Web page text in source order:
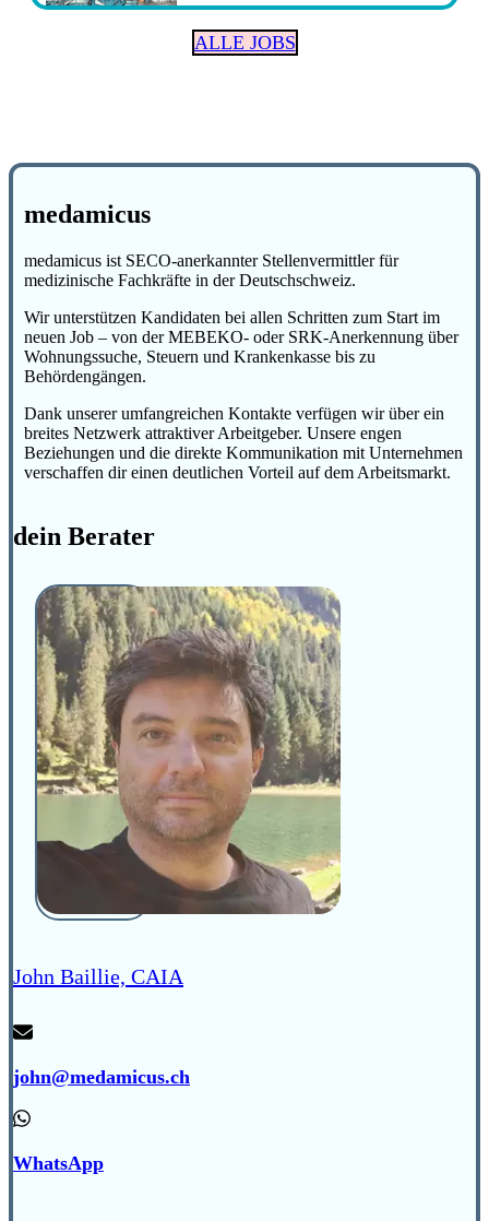
ALLE JOBS
medamicus
medamicus ist SECO-anerkannter Stellenvermittler für
medizinische Fachkräfte in der Deutschschweiz.
Wir unterstützen Kandidaten bei allen Schritten zum Start im
neuen Job – von der MEBEKO- oder SRK-Anerkennung über
Wohnungssuche, Steuern und Krankenkasse bis zu
Behördengängen.
Dank unserer umfangreichen Kontakte verfügen wir über ein
breites Netzwerk attraktiver Arbeitgeber. Unsere engen
Beziehungen und die direkte Kommunikation mit Unternehmen
verschaffen dir einen deutlichen Vorteil auf dem Arbeitsmarkt.
dein Berater
John Baillie, CAIA
john@medamicus.ch
WhatsApp